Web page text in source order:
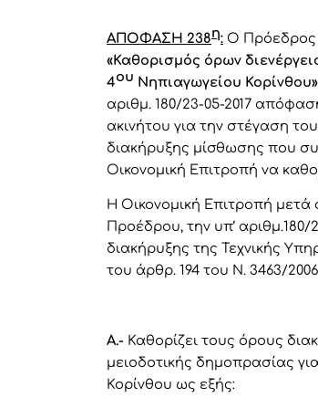
ΑΠΟΦΑΣΗ 238η: Ο Πρόεδρος
«Καθορισμός όρων
4ου Νηπιαγωγείου Κορίνθου»
αριθμ. 180/23-05-2017
ακινήτου για την στέγαση
διακήρυξης μίσθωσης που
Οικονομική Επιτροπή να
Η Οικονομική Επιτροπή μετά
Προέδρου, την υπ’
διακήρυξης της Τεχνικής
του άρθρ. 194 του Ν. 3463/
Α.- Καθορίζει τους όρους
μειοδοτικής δημοπρασίας
Κορίνθου ως εξής: